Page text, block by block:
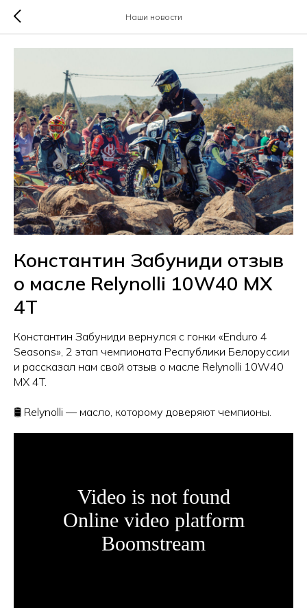
Наши новости
Константин Забуниди отзыв
о масле Relynolli 10W40 MX
4T
Константин Забуниди вернулся с гонки «Enduro 4
Seasons», 2 этап чемпионата Республики Белоруссии
и рассказал нам свой отзыв о масле Relynolli 10W40
MX 4T.
🛢 Relynolli — масло, которому доверяют чемпионы.